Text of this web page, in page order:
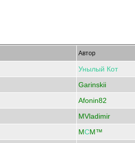
Автор
Унылый Кот
Garinskii
Afonin82
MVladimir
MСM™